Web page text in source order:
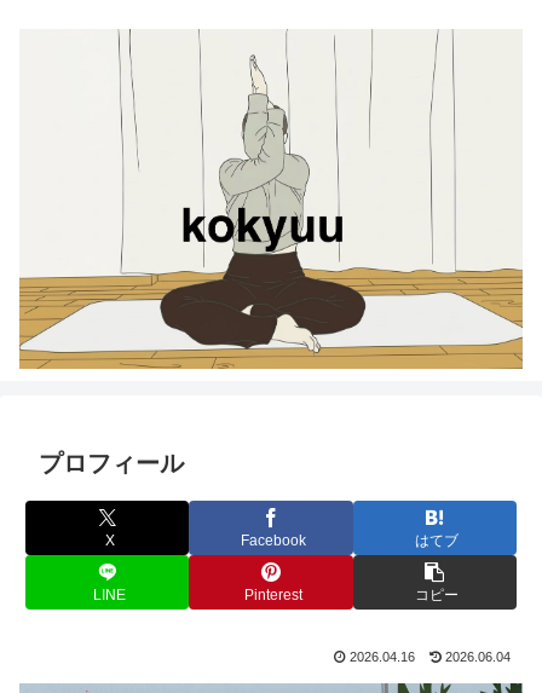
プロフィール
X Facebook はてブ
LINE Pinterest コピー
2026.04.16 2026.06.04